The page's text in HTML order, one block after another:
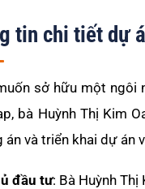
tin chi tiết dự
sở hữu một ngôi
bà Huỳnh Thị Kim
án và triển khai dự án
đầu tư: Bà Huỳnh Thị